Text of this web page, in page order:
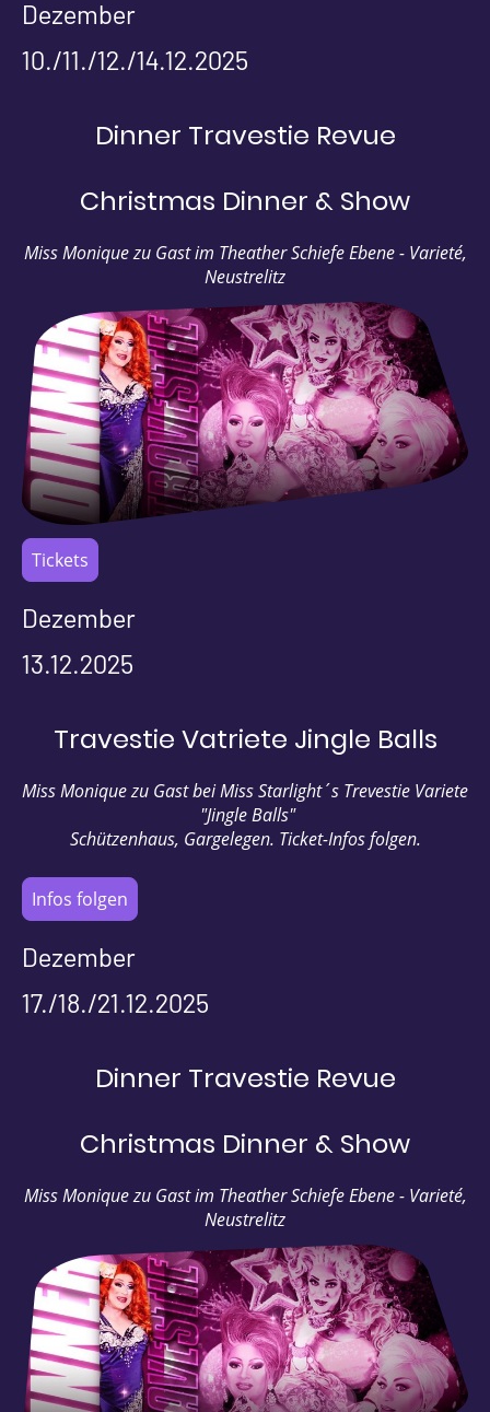
Dezember
10./11./12./14.12.2025
Dinner Travestie Revue
Christmas Dinner & Show
Miss Monique zu Gast im Theather Schiefe Ebene - Varieté,
Neustrelitz
Tickets
Dezember
13.12.2025
Travestie Vatriete Jingle Balls
Miss Monique zu Gast bei Miss Starlight´s Trevestie Variete
"Jingle Balls"
Schützenhaus, Gargelegen. Ticket-Infos folgen.
Infos folgen
Dezember
17./18./21.12.2025
Dinner Travestie Revue
Christmas Dinner & Show
Miss Monique zu Gast im Theather Schiefe Ebene - Varieté,
Neustrelitz